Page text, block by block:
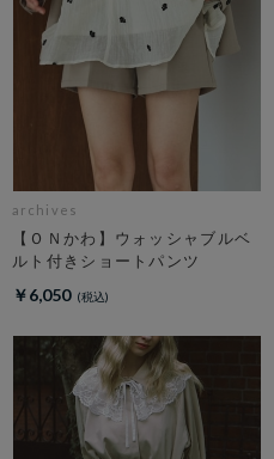
archives
【ＯＮかわ】ウォッシャブルベ
ルト付きショートパンツ
￥6,050